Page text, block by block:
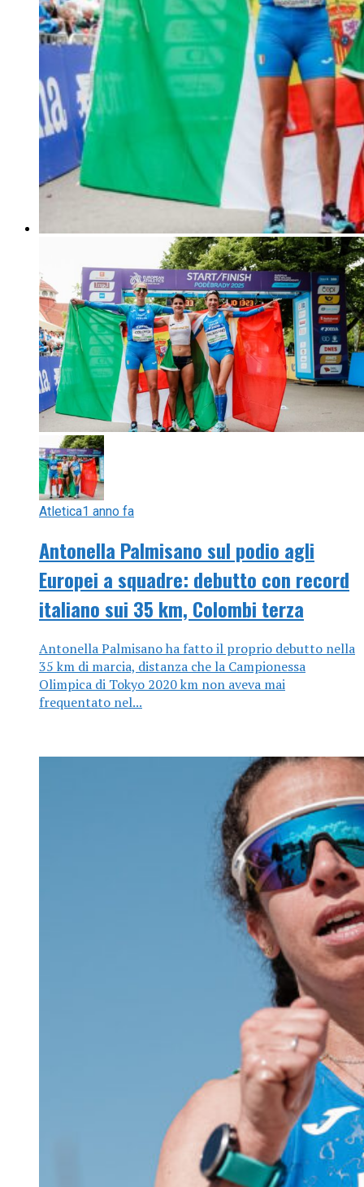
Atletica1 anno fa
Antonella Palmisano sul podio agli
Europei a squadre: debutto con record
italiano sui 35 km, Colombi terza
Antonella Palmisano ha fatto il proprio debutto nella
35 km di marcia, distanza che la Campionessa
Olimpica di Tokyo 2020 km non aveva mai
frequentato nel...